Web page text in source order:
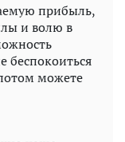
прибыль,
и волю в
беспокоиться
можете